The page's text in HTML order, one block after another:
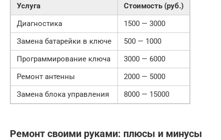
Услуга
Стоимость (руб.)
Диагностика
1500 — 3000
Замена батарейки в ключе
500 — 1000
Программирование ключа
3000 — 6000
Ремонт антенны
2000 — 5000
Замена блока управления
8000 — 15000
Ремонт своими руками: плюсы и минусы